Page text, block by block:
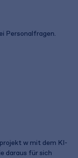
Personalfragen.
w mit dem KI-
daraus für sich